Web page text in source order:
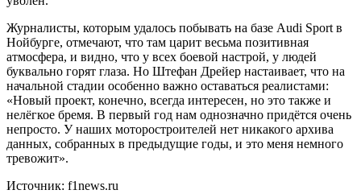
Журналисты, которым удалось побывать на базе Audi Sport в
Нойбурге, отмечают, что там царит весьма позитивная
атмосфера, и видно, что у всех боевой настрой, у людей
буквально горят глаза. Но Штефан Дрейер настаивает, что на
начальной стадии особенно важно оставаться реалистами:
«Новый проект, конечно, всегда интересен, но это также и
нелёгкое бремя. В первый год нам однозначно придётся очень
непросто. У наших моторостроителей нет никакого архива
данных, собранных в предыдущие годы, и это меня немного
тревожит».
Источник: f1news.ru